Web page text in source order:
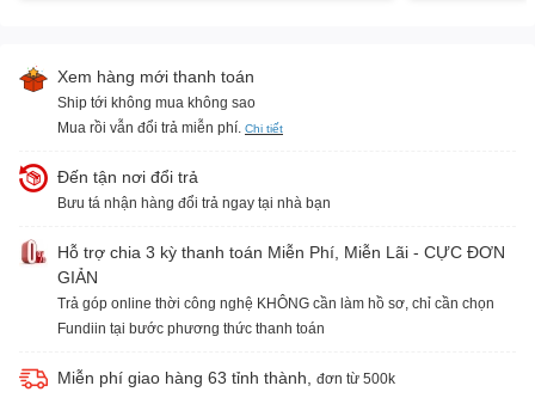
Xem hàng mới thanh toán
Ship tới không mua không sao
Mua rồi vẫn đổi trả miễn phí. Chi tiết
Đến tận nơi đổi trả
Bưu tá nhận hàng đổi trả ngay tại nhà bạn
Hỗ trợ chia 3 kỳ thanh toán Miễn Phí, Miễn Lãi - CỰC ĐƠN
GIẢN
Trả góp online thời công nghệ KHÔNG cần làm hồ sơ, chỉ cần chọn
Fundiin tại bước phương thức thanh toán
Miễn phí giao hàng 63 tỉnh thành, đơn từ 500k